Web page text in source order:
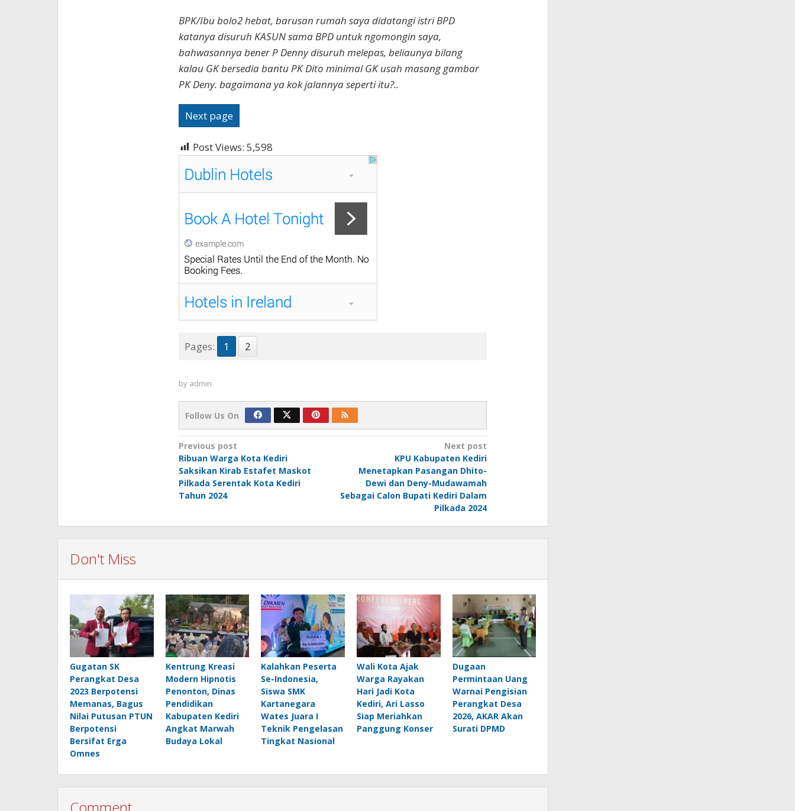
BPK/Ibu bolo2 hebat, barusan rumah saya didatangi istri BPD
katanya disuruh KASUN sama BPD untuk ngomongin saya,
bahwasannya bener P Denny disuruh melepas, beliaunya bilang
kalau GK bersedia bantu PK Dito minimal GK usah masang gambar
PK Deny. bagaimana ya kok jalannya seperti itu?..
Next page
Post Views: 5,598
Pages: 1 2
by admin
Follow Us On
Post
navigation
Previous post
Ribuan Warga Kota Kediri
Saksikan Kirab Estafet Maskot
Pilkada Serentak Kota Kediri
Tahun 2024
Next post
KPU Kabupaten Kediri
Menetapkan Pasangan Dhito-
Dewi dan Deny-Mudawamah
Sebagai Calon Bupati Kediri Dalam
Pilkada 2024
Don't Miss
Gugatan SK
Perangkat Desa
2023 Berpotensi
Memanas, Bagus
Nilai Putusan PTUN
Berpotensi
Bersifat Erga
Omnes
Kentrung Kreasi
Modern Hipnotis
Penonton, Dinas
Pendidikan
Kabupaten Kediri
Angkat Marwah
Budaya Lokal
Kalahkan Peserta
Se-Indonesia,
Siswa SMK
Kartanegara
Wates Juara I
Teknik Pengelasan
Tingkat Nasional
Wali Kota Ajak
Warga Rayakan
Hari Jadi Kota
Kediri, Ari Lasso
Siap Meriahkan
Panggung Konser
Dugaan
Permintaan Uang
Warnai Pengisian
Perangkat Desa
2026, AKAR Akan
Surati DPMD
Comment